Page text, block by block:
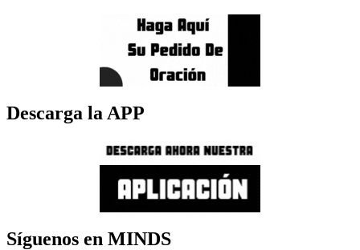
Descarga la APP
Síguenos en MINDS